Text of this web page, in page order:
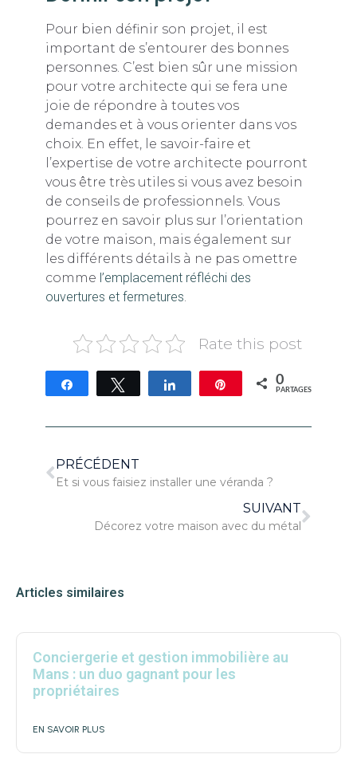
Pour bien définir son projet, il est
important de s’entourer des bonnes
personnes. C’est bien sûr une mission
pour votre architecte qui se fera une
joie de répondre à toutes vos
demandes et à vous orienter dans vos
choix. En effet, le savoir-faire et
l’expertise de votre architecte pourront
vous être très utiles si vous avez besoin
de conseils de professionnels. Vous
pourrez en savoir plus sur l’orientation
de votre maison, mais également sur
les différents détails à ne pas omettre
comme l’emplacement réfléchi des
ouvertures et fermetures
Rate this post
Partagez Tweetez Partagez Épingle 0
PARTAGES
PRÉCÉDENT
Et si vous faisiez installer une véranda ?
SUIVANT
Décorez votre maison avec du métal
Articles similaires
Conciergerie et gestion immobilière au
Mans : un duo gagnant pour les
propriétaires
EN SAVOIR PLUS